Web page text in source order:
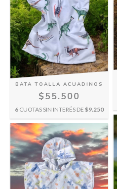
BATA TOALLA ACUADINOS
$55.500
6 CUOTAS SIN INTERÉS DE $9.250